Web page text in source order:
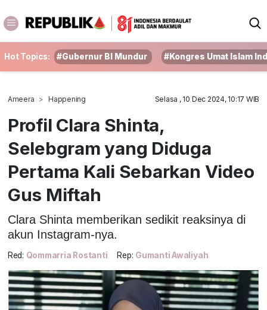
Hot Topics: #Gubernur BI Mundur #Kongres Umat Islam
Ameera Happening Selasa , 10 Dec 2024, 10:17 WIB
Profil Clara Shinta,
Selebgram yang Diduga
Pertama Kali Sebarkan Video
Gus Miftah
Clara Shinta memberikan sedikit reaksinya di
akun Instagram-nya.
Red: Qommarria Rostanti Rep: Gumanti Awaliyah